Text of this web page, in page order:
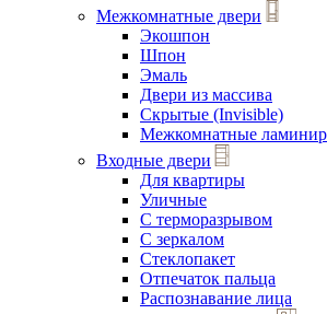
Межкомнатные двери
Экошпон
Шпон
Эмаль
Двери из массива
Скрытые (Invisible)
Межкомнатные
Входные двери
Для квартиры
Уличные
С терморазрывом
С зеркалом
Стеклопакет
Отпечаток пальца
Распознавание лица